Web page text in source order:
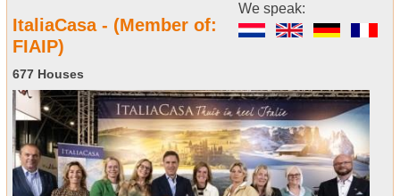
We speak:
ItaliaCasa - (Member of:
FIAIP)
677 Houses